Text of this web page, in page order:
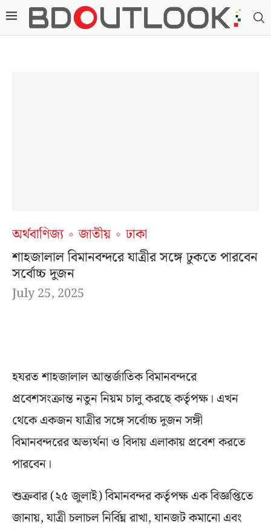
অর্থবাণিজ্য জাতীয়
ঢাকা
শাহজালাল বিমানবন্দরে যাত্রীর সঙ্গে ঢুকতে পারবেন
সর্বোচ্চ দুজন
July 25, 2025
হযরত শাহজালাল আন্তর্জাতিক বিমানবন্দরে
প্রবেশসংক্রান্ত নতুন নিয়ম চালু করছে কর্তৃপক্ষ। এখন
থেকে একজন যাত্রীর সঙ্গে সর্বোচ্চ দুজন সঙ্গী
বিমানবন্দরের অভ্যর্থনা ও বিদায় এলাকায় প্রবেশ করতে
পারবেন।
শুক্রবার (২৫ জুলাই) বিমানবন্দর কর্তৃপক্ষ এক বিজ্ঞপ্তিতে
জানায়, যাত্রী চলাচল নির্বিঘ্ন রাখা, যানজট কমানো এবং